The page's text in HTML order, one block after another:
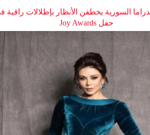
السورية يخطفن الأنظار بإطلالات راقية
حفل Joy Awards